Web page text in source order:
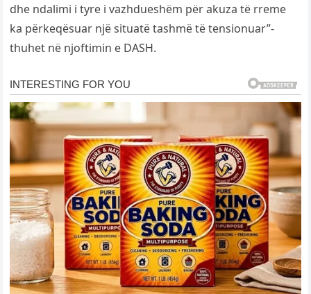
dhe ndalimi i tyre i vazhdueshëm për akuza të rreme
ka përkeqësuar një situatë tashmë të tensionuar”-
thuhet në njoftimin e DASH.